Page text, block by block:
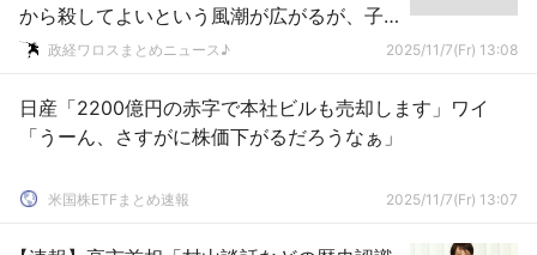
から殺してよいという風潮が広がるが、子
グマに手をつけるのは間違っている！」
政経ワロスまとめニュース♪ 2025/11/7(Fr) 13:08
日産「2200億円の赤字で本社ビルも売却します」ワイ
「うーん、さすがに株価下がるだろうなぁ」
米国株ETFまとめ速報 2025/11/7(Fr) 13:07